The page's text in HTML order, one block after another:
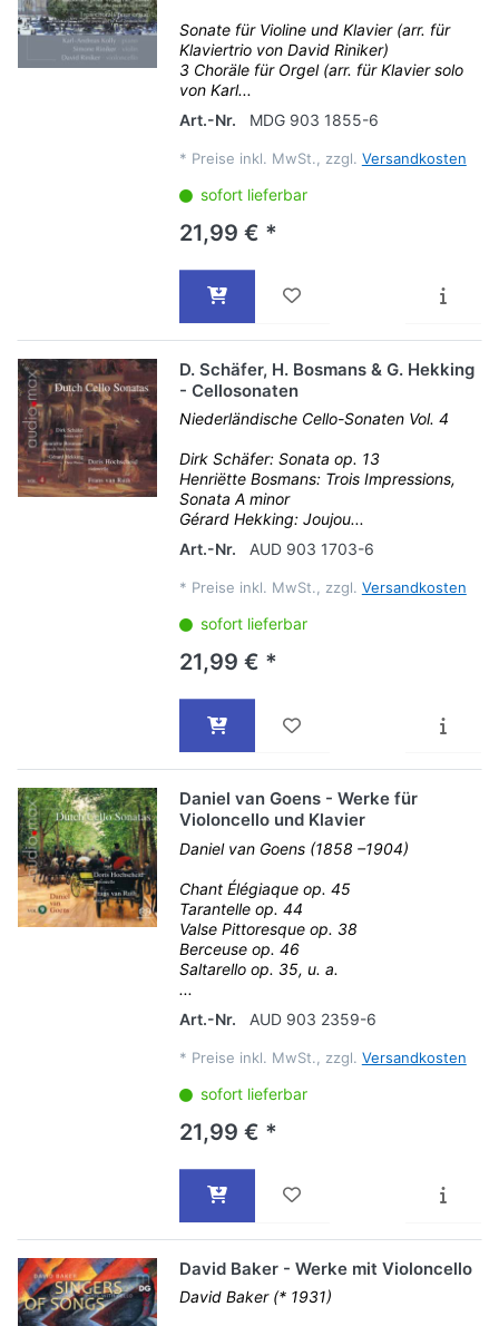
Sonate für Violine und Klavier (arr. für
Klaviertrio von David Riniker)
3 Choräle für Orgel (arr. für Klavier solo
von Karl...
Art.-Nr.
MDG 903 1855-6
* Preise inkl. MwSt., zzgl. Versandkosten
sofort lieferbar
21,99 € *
D. Schäfer, H. Bosmans & G. Hekking
- Cellosonaten
Niederländische Cello-Sonaten Vol. 4
Dirk Schäfer: Sonata op. 13
Henriëtte Bosmans: Trois Impressions,
Sonata A minor
Gérard Hekking: Joujou...
Art.-Nr.
AUD 903 1703-6
* Preise inkl. MwSt., zzgl. Versandkosten
sofort lieferbar
21,99 € *
Daniel van Goens - Werke für
Violoncello und Klavier
Daniel van Goens (1858 –1904)
Chant Élégiaque op. 45
Tarantelle op. 44
Valse Pittoresque op. 38
Berceuse op. 46
Saltarello op. 35, u. a.
...
Art.-Nr.
AUD 903 2359-6
* Preise inkl. MwSt., zzgl. Versandkosten
sofort lieferbar
21,99 € *
David Baker - Werke mit Violoncello
David Baker (* 1931)